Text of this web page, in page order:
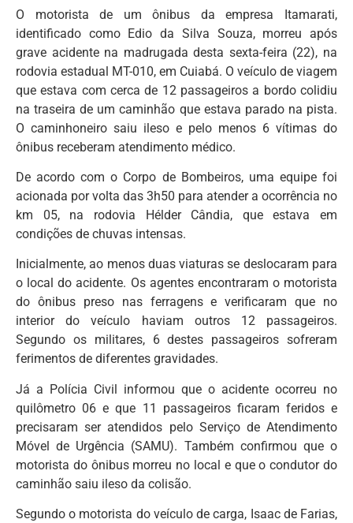
O motorista de um ônibus da empresa Itamarati,
identificado como Edio da Silva Souza, morreu após
grave acidente na madrugada desta sexta-feira (22), na
rodovia estadual MT-010, em Cuiabá. O veículo de viagem
que estava com cerca de 12 passageiros a bordo colidiu
na traseira de um caminhão que estava parado na pista.
O caminhoneiro saiu ileso e pelo menos 6 vítimas do
ônibus receberam atendimento médico.
De acordo com o Corpo de Bombeiros, uma equipe foi
acionada por volta das 3h50 para atender a ocorrência no
km 05, na rodovia Hélder Cândia, que estava em
condições de chuvas intensas.
Inicialmente, ao menos duas viaturas se deslocaram para
o local do acidente. Os agentes encontraram o motorista
do ônibus preso nas ferragens e verificaram que no
interior do veículo haviam outros 12 passageiros.
Segundo os militares, 6 destes passageiros sofreram
ferimentos de diferentes gravidades.
Já a Polícia Civil informou que o acidente ocorreu no
quilômetro 06 e que 11 passageiros ficaram feridos e
precisaram ser atendidos pelo Serviço de Atendimento
Móvel de Urgência (SAMU). Também confirmou que o
motorista do ônibus morreu no local e que o condutor do
caminhão saiu ileso da colisão.
Segundo o motorista do veículo de carga, Isaac de Farias,